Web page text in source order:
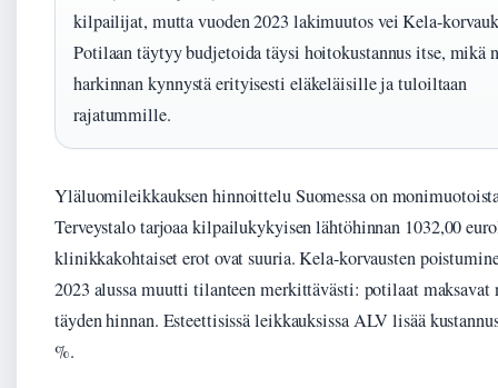
kilpailijat, mutta vuoden 2023 lakimuutos vei Kela-
Potilaan täytyy budjetoida täysi hoitokustannus itse, mikä
harkinnan kynnystä erityisesti eläkeläisille ja tuloiltaan
rajatummille.
Yläluomileikkauksen hinnoittelu Suomessa on
Terveystalo tarjoaa kilpailukykyisen lähtöhinnan 1032,00
klinikkakohtaiset erot ovat suuria. Kela-korvausten
2023 alussa muutti tilanteen merkittävästi: potilaat maksavat
täyden hinnan. Esteettisissä leikkauksissa ALV lisää
%.